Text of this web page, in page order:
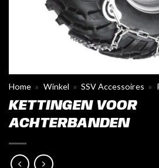
Home » Winkel » SSV Accessoires »
KETTINGEN VOOR
ACHTERBANDEN